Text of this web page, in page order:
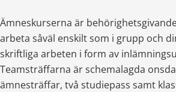
Ämneskurserna är
arbeta såväl enskilt som i grupp och
skriftliga arbeten i form av
Teamsträffarna är schemalagda
ämnesträffar, två studiepass samt